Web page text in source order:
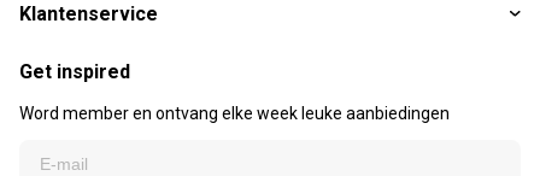
Klantenservice
Get inspired
Word member en ontvang elke week leuke aanbiedingen